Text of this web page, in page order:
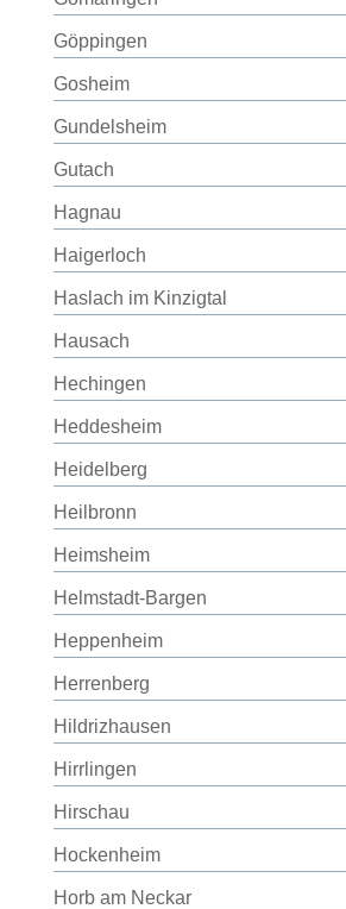
Göppingen
Gosheim
Gundelsheim
Gutach
Hagnau
Haigerloch
Haslach im Kinzigtal
Hausach
Hechingen
Heddesheim
Heidelberg
Heilbronn
Heimsheim
Helmstadt-Bargen
Heppenheim
Herrenberg
Hildrizhausen
Hirrlingen
Hirschau
Hockenheim
Horb am Neckar